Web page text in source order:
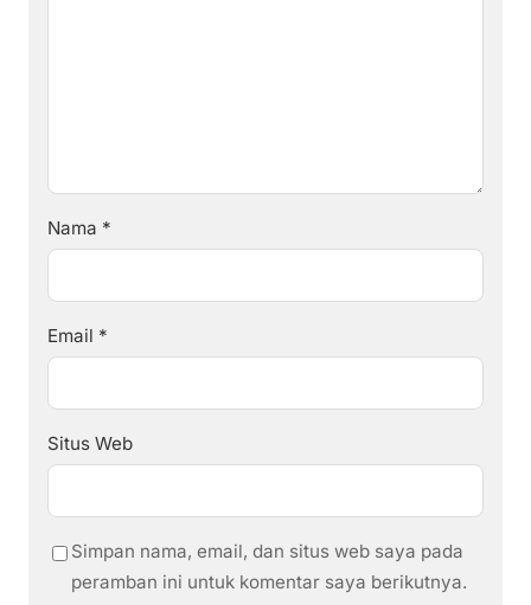
Nama *
Email *
Situs Web
Simpan nama, email, dan situs web saya pada
peramban ini untuk komentar saya berikutnya.